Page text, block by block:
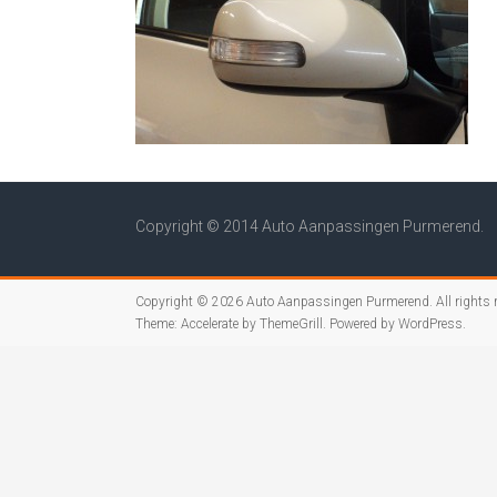
Copyright © 2014 Auto Aanpassingen Purmerend.
Copyright © 2026 Auto Aanpassingen Purmerend. All rights
Theme: Accelerate by ThemeGrill. Powered by WordPress.